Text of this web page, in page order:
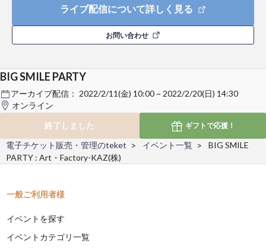
ライブ配信について詳しく見る
お問い合わせ
BIG SMILE PARTY
アーカイブ配信： 2022/2/11(金) 10:00 ~ 2022/2/20(日) 14:30
オンライン
終了しました
ギフトで応援！
電子チケット販売・管理のteket イベント一覧
BIG SMILE
PARTY : Art・Factory-KAZ(株)
一般ご利用者様
イベントを探す
イベントカテゴリ一覧